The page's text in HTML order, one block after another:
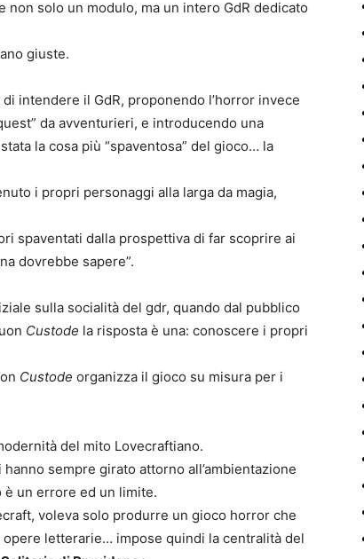
non solo un modulo, ma un intero GdR dedicato
giuste.
intendere il GdR, proponendo l’horror invece
da avventurieri, e introducendo una
la cosa più “spaventosa” del gioco… la
i propri personaggi alla larga da magia,
spaventati dalla prospettiva di far scoprire ai
dovrebbe sapere”.
sulla socialità del gdr, quando dal pubblico
Custode la risposta è una: conoscere i propri
Custode organizza il gioco su misura per i
del mito Lovecraftiano.
sempre girato attorno all’ambientazione
è un errore ed un limite.
voleva solo produrre un gioco horror che
letterarie… impose quindi la centralità del